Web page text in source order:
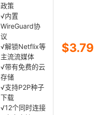
政策
√内置
WireGuard协
议
√解锁Netflix等
主流流媒体
√带有免费的云
存储
√支持P2P种子
下载
√12个同时连接
$3.79